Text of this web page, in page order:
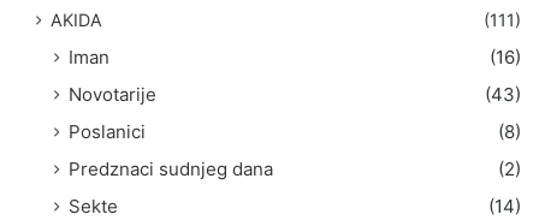
AKIDA
(111)
Iman
(16)
Novotarije
(43)
Poslanici
(8)
Predznaci sudnjeg dana
(2)
Sekte
(14)